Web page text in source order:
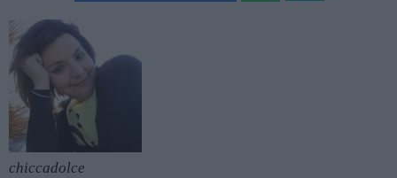
chiccadolce